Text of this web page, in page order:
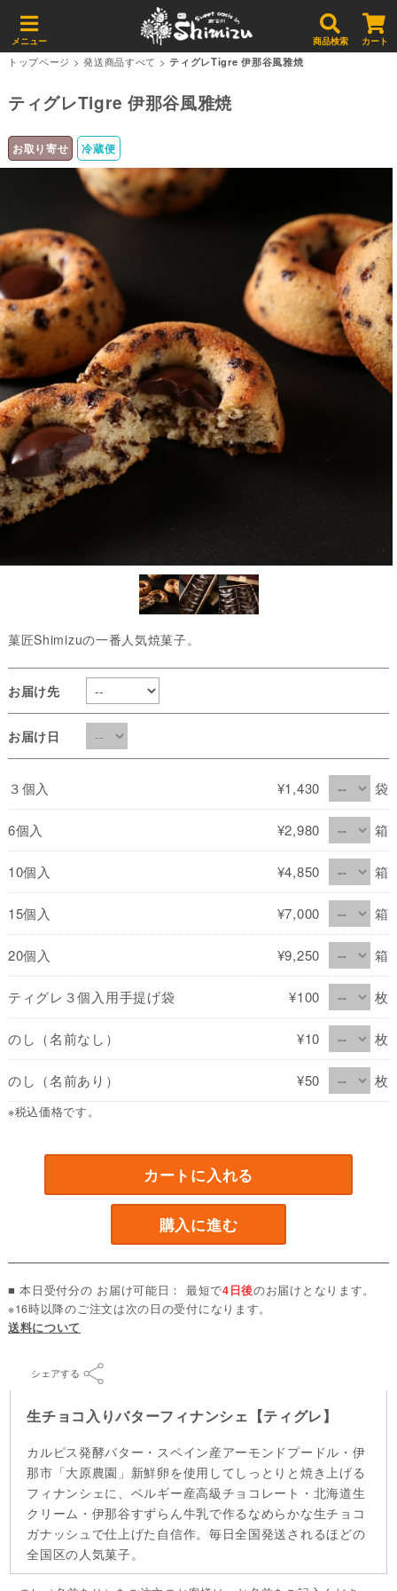
メニュー 商品検索 カート
トップページ >発送商品すべて >ティグレTigre 伊那谷風雅焼
ティグレTigre 伊那谷風雅焼
お取り寄せ 冷蔵便
菓匠Shimizuの一番人気焼菓子。
お届け先
お届け日
３個入 ¥1,430 袋
6個入 ¥2,980 箱
10個入 ¥4,850 箱
15個入 ¥7,000 箱
20個入 ¥9,250 箱
ティグレ３個入用手提げ袋 ¥100 枚
のし（名前なし） ¥10 枚
のし（名前あり） ¥50 枚
※税込価格です。
カートに入れる
購入に進む
■ 本日受付分の お届け可能日： 最短で4日後のお届けとなります。
※16時以降のご注文は次の日の受付になります。
送料について
シェアする
生チョコ入りバターフィナンシェ【ティグレ】
カルピス発酵バター・スペイン産アーモンドプードル・伊
那市「大原農園」新鮮卵を使用してしっとりと焼き上げる
フィナンシェに、ベルギー産高級チョコレート・北海道生
クリーム・伊那谷すずらん牛乳で作るなめらかな生チョコ
ガナッシュで仕上げた自信作。毎日全国発送されるほどの
全国区の人気菓子。